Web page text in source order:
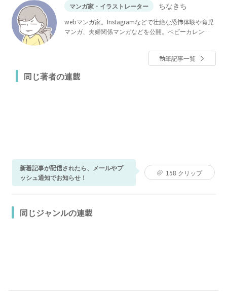
マンガ家・イラストレーター ちなきち
webマンガ家。Instagramなどで壮絶な恐怖体験や育児
マンガ、夫婦関係マンガなどを公開。ベビーカレンダ
「その人って、本当にママ友ですか？」「夫が消えま
執筆記事一覧
同じ著者の連載
新着記事が配信されたら、メールやプ
ッシュ通知でお知らせ！
158 クリップ
同じジャンルの連載